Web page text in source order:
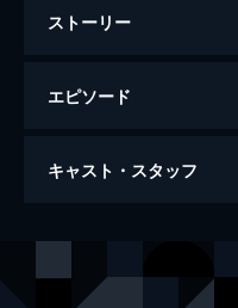
ストーリー
エピソード
ラ・ラ・ランド
キャスト・スタッフ
ミア